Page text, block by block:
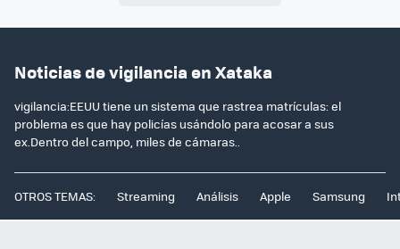
Noticias de vigilancia en Xataka
vigilancia:EEUU tiene un sistema que rastrea matrículas: el
problema es que hay policías usándolo para acosar a sus
ex.Dentro del campo, miles de cámaras..
OTROS TEMAS: Streaming Análisis Apple Samsung